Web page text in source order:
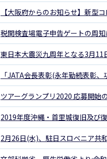
【大阪府からのお知らせ】新型
税関検査場電子申告ゲートの周
東日本大震災九周年となる3月
「JATA会長表彰(永年勤続表彰
ツアーグランプリ2020 応募開始
2019年度沖縄・首里城復旧及び
2月26日(水)、駐日スロベニア共